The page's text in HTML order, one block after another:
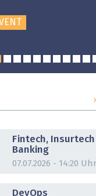
Fintech,
Banking
07.07.2026 - 14:20 Uhr
DevOps